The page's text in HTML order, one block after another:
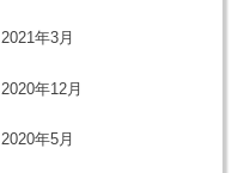
2021年3月
2020年12月
2020年5月